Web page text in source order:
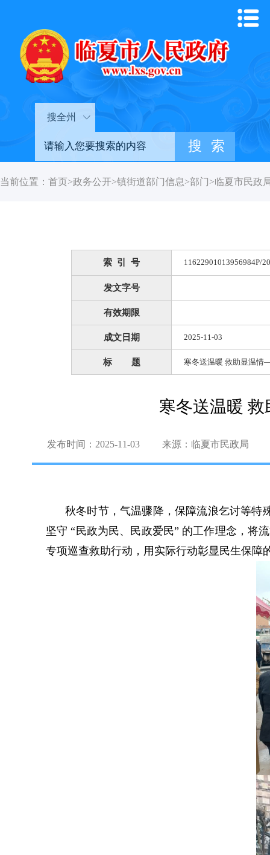
搜全州
当前位置： 首页>政务公开>镇街道部门信息>部门>临夏市民政
索 引 号 11622901013956984P/
发文字号
有效期限
成文日期 2025-11-03
标 题 寒冬送温暖 救助显温情
寒冬送温暖
发布时间：2025-11-03 来源：临夏市民政局
秋冬时节，气温骤降，保障流浪乞讨等特
坚守 “民政为民、民政爱民” 的工作理念，将
专项巡查救助行动，用实际行动彰显民生保障